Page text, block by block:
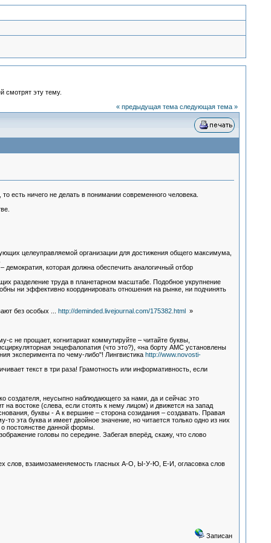
смотрят эту тему.
« предыдущая тема следующая тема »
есть ничего не делать в понимании современного человека.
целеуправляемой организации для достижения общего максимума,
которая должна обеспечить аналогичный отбор
разделение труда в планетарном масштабе. Подобное укрупнение
ни эффективно координировать отношения на рынке, ни подчинять
без особых ...
http://deminded.livejournal.com/175382.html
»
с не прощает, когнитариат коммутируйте – читайте буквы,
энцефалопатия (что это?), «на борту АМС установлены
эксперимента по чему-либо"! Лингвистика http://www.novosti-
текст в три раза! Грамотность или информативность, если
создателя, неусыпно наблюдающего за нами, да и сейчас это
востоке (слева, если стоять к нему лицом) и движется на запад
буквы - А к вершине – сторона созидания – создавать. Правая
эта буква и имеет двойное значение, но читается только одно из них
постоянстве данной формы.
головы по середине. Забегая вперёд, скажу, что слово
слов, взаимозаменяемость гласных А-О, Ы-У-Ю, Е-И, огласовка слов
Записан